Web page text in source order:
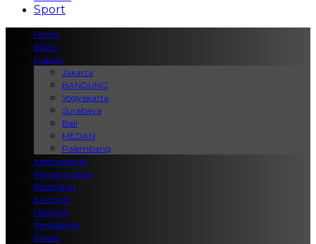
Sport
Home
Bisnis
Daerah
Jakarta
BANDUNG
Yogyakarta
Surabaya
Bali
MEDAN
Palembang
Internasional
Pemerintahan
Kesehatan
Kriminal
Nasional
Pendidikan
Politik